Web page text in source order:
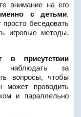
внимание на его
с детьми.
беседовать
игровые методы,
в присутствии
за
вопросы, чтобы
может проводить
и параллельно